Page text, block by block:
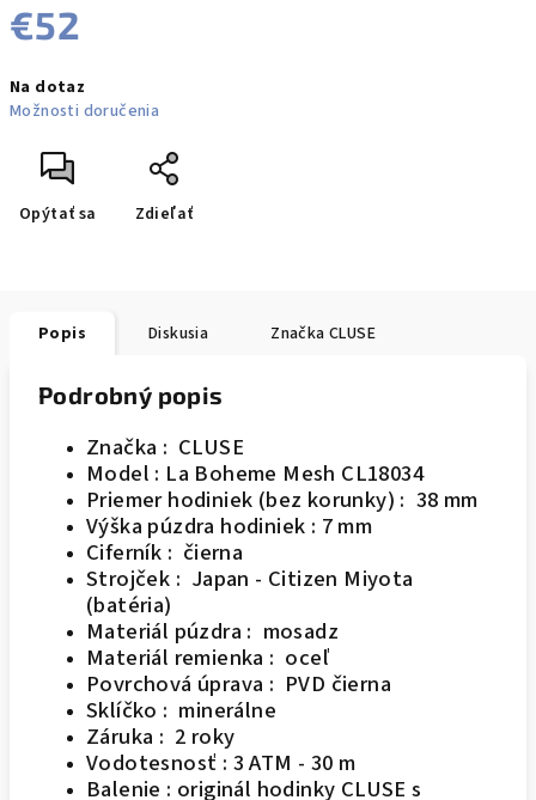
€52
cena:
Na dotaz
Možnosti doručenia
Opýtať sa Zdieľať
Popis Diskusia Značka CLUSE
Podrobný popis
Značka : CLUSE
Model : La Boheme Mesh CL18034
Priemer hodiniek (bez korunky) : 38 mm
Výška púzdra hodiniek : 7 mm
Ciferník : čierna
Strojček : Japan - Citizen Miyota
(batéria)
Materiál púzdra : mosadz
Materiál remienka : oceľ
Povrchová úprava : PVD čierna
Sklíčko : minerálne
Záruka : 2 roky
Vodotesnosť : 3 ATM - 30 m
Balenie : originál hodinky CLUSE s